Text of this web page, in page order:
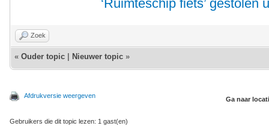
‘Ruimteschip fiets’
Zoek
« Ouder topic Nieuwer topic »
Afdrukversie weergeven Ga naar
Gebruikers die dit topic lezen: 1 gast(en)